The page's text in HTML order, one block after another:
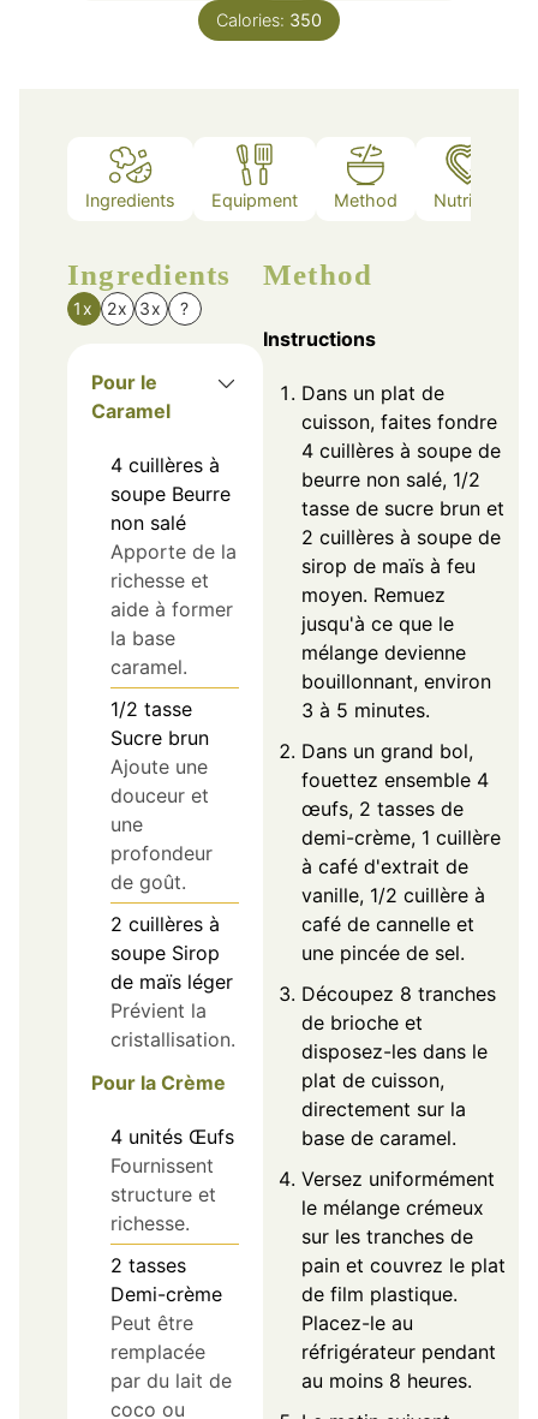
Calories: 350
Ingredients Equipment Method Nutrition
Ingredients
1x 2x 3x ?
Pour le
Caramel
4 cuillères à
soupe Beurre
non salé
Apporte de la
richesse et
aide à former
la base
caramel.
1/2 tasse
Sucre brun
Ajoute une
douceur et
une
profondeur
de goût.
2 cuillères à
soupe Sirop
de maïs léger
Prévient la
cristallisation.
Pour la Crème
4 unités Œufs
Fournissent
structure et
richesse.
2 tasses
Demi-crème
Peut être
remplacée
par du lait de
coco ou
Method
Instructions
Dans un plat de
cuisson, faites fondre
4 cuillères à soupe de
beurre non salé, 1/2
tasse de sucre brun et
2 cuillères à soupe de
sirop de maïs à feu
moyen. Remuez
jusqu'à ce que le
mélange devienne
bouillonnant, environ
3 à 5 minutes.
Dans un grand bol,
fouettez ensemble 4
œufs, 2 tasses de
demi-crème, 1 cuillère
à café d'extrait de
vanille, 1/2 cuillère à
café de cannelle et
une pincée de sel.
Découpez 8 tranches
de brioche et
disposez-les dans le
plat de cuisson,
directement sur la
base de caramel.
Versez uniformément
le mélange crémeux
sur les tranches de
pain et couvrez le plat
de film plastique.
Placez-le au
réfrigérateur pendant
au moins 8 heures.